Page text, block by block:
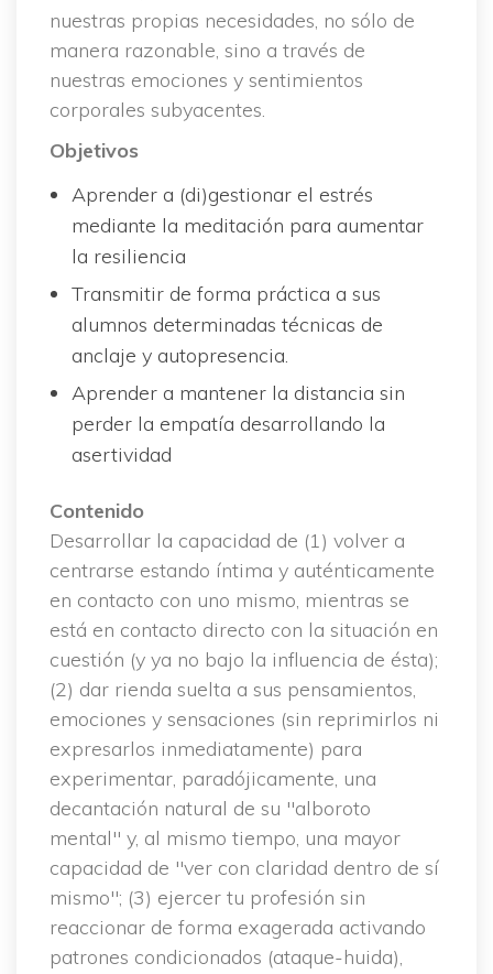
nuestras propias necesidades, no sólo de
manera razonable, sino a través de
nuestras emociones y sentimientos
corporales subyacentes.
Objetivo
Aprender a (di)gestionar el estrés
mediante la meditación para aumentar
la resiliencia
Transmitir de forma práctica a sus
alumnos determinadas técnicas de
anclaje y autopresencia.
Aprender a mantener la distancia sin
perder la empatía desarrollando la
asertividad
Contenido
Desarrollar la capacidad de (1) volver a
centrarse estando íntima y auténticamente
en contacto con uno mismo, mientras se
está en contacto directo con la situación en
cuestión (y ya no bajo la influencia de ésta);
(2) dar rienda suelta a sus pensamientos,
emociones y sensaciones (sin reprimirlos ni
expresarlos inmediatamente) para
experimentar, paradójicamente, una
decantación natural de su "alboroto
mental" y, al mismo tiempo, una mayor
capacidad de "ver con claridad dentro de sí
mismo"; (3) ejercer tu profesión sin
reaccionar de forma exagerada activando
patrones condicionados (ataque-huida),